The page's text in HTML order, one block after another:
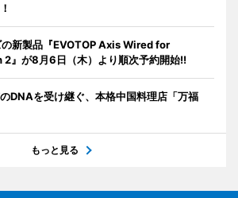
の新製品『EVOTOP Axis Wired for
』が8月6日（木）より順次予約開始!!
DNAを受け継ぐ、本格中国料理店「万福
もっと見る